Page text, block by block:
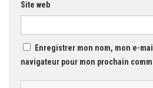
Site web
Enregistrer mon nom, mon e-
navigateur pour mon prochain